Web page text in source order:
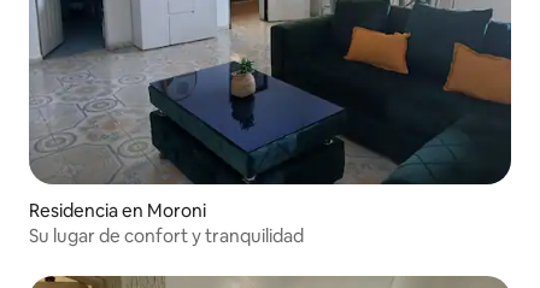
Residencia en Moroni
Su lugar de confort y tranquilidad